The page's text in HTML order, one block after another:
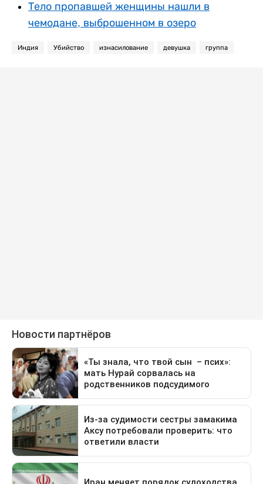
Тело пропавшей женщины нашли в
чемодане, выброшенном в озеро
Индия Убийство изнасилование девушка группа